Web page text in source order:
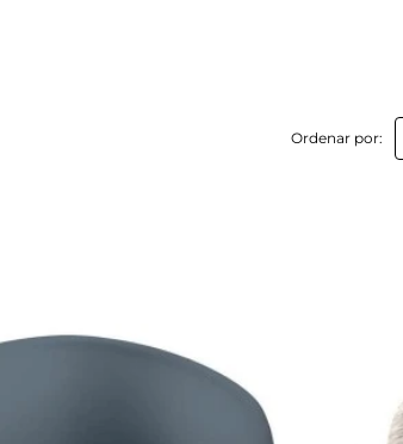
Ordenar por: